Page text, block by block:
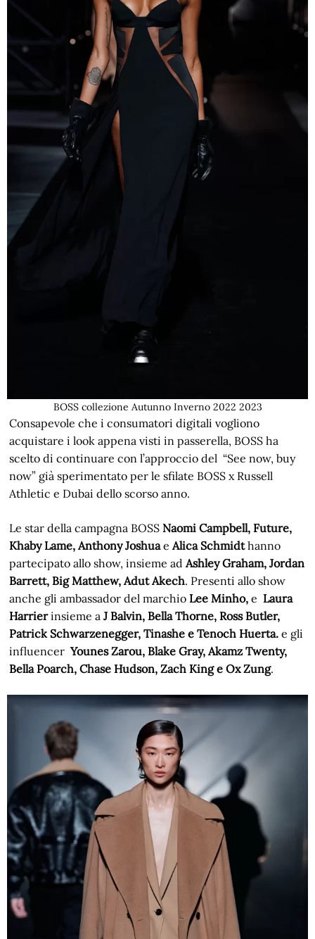
BOSS collezione Autunno Inverno 2022 2023
Consapevole che i consumatori digitali vogliono
acquistare i look appena visti in passerella, BOSS ha
scelto di continuare con l’approccio del “See now, buy
now” già sperimentato per le sfilate BOSS x Russell
Athletic e Dubai dello scorso anno.
Le star della campagna BOSSNaomi Campbell, Future,
Khaby Lame, Anthony JoshuaeAlica Schmidthanno
partecipato allo show, insieme adAshley Graham, Jordan
Barrett, Big Matthew, Adut Akech. Presenti allo show
anche gli ambassador del marchio Lee Minho, eLaura
Harrierinsieme aJ Balvin, Bella Thorne, Ross Butler,
Patrick Schwarzenegger, Tinashe e Tenoch Huerta. e gli
influencerYounes Zarou, Blake Gray, Akamz Twenty,
Bella Poarch, Chase Hudson, Zach King e Ox Zung.